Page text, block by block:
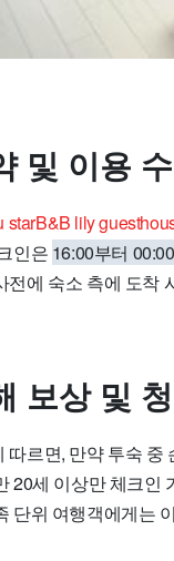
및 이용
starB&B lily
인은 16:00부터
전에 숙소 측에 도착
보상 및
따르면, 만약 투숙 중
20세 이상만 체크인
단위 여행객에게는